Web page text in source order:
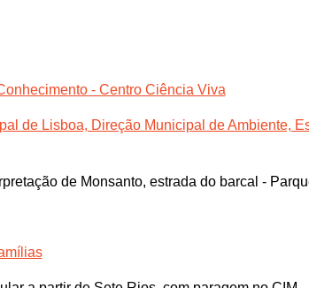
- Centro Ciência Viva
de Lisboa, Direção Municipal de Ambiente,
de Monsanto, estrada do barcal -